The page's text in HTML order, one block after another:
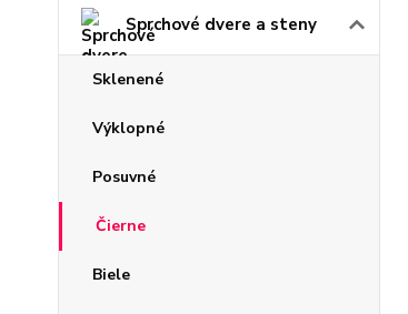
Sprchové dvere a steny
Sklenené
Výklopné
Posuvné
Čierne
Biele